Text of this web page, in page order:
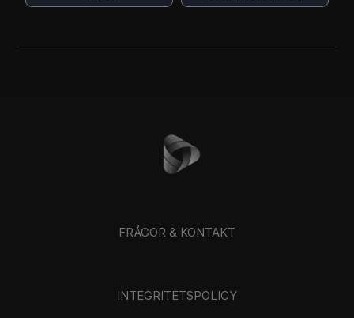
FRÅGOR & KONTAKT
INTEGRITETSPOLICY